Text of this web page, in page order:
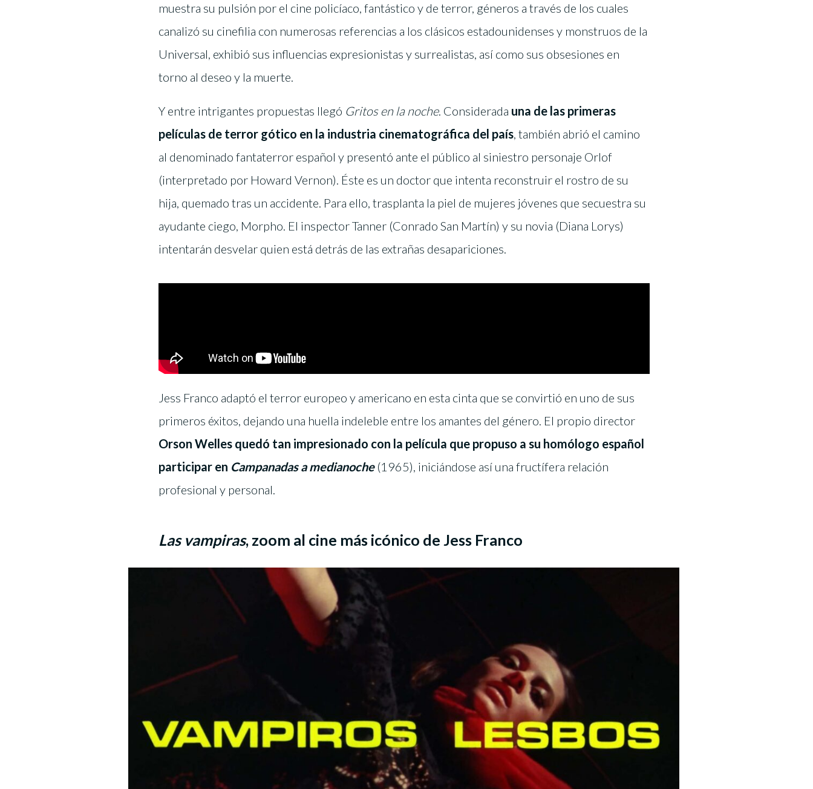
muestra su pulsión por el cine policíaco, fantástico y de terror, géneros a través de los cuales
canalizó su cinefilia con numerosas referencias a los clásicos estadounidenses y monstruos de la
Universal, exhibió sus influencias expresionistas y surrealistas, así como sus obsesiones en
torno al deseo y la muerte.
Y entre intrigantes propuestas llegó Gritos en la noche. Considerada una de las primeras
películas de terror gótico en la industria cinematográfica del país, también abrió el camino
al denominado fantaterror español y presentó ante el público al siniestro personaje Orlof
(interpretado por Howard Vernon). Éste es un doctor que intenta reconstruir el rostro de su
hija, quemado tras un accidente. Para ello, trasplanta la piel de mujeres jóvenes que secuestra su
ayudante ciego, Morpho. El inspector Tanner (Conrado San Martín) y su novia (Diana Lorys)
intentarán desvelar quien está detrás de las extrañas desapariciones.
Jess Franco adaptó el terror europeo y americano en esta cinta que se convirtió en uno de sus
primeros éxitos, dejando una huella indeleble entre los amantes del género. El propio director
Orson Welles quedó tan impresionado con la película que propuso a su homólogo español
participar en Campanadas a medianoche(1965), iniciándose así una fructífera relación
profesional y personal.
Las vampiras, zoom al cine más icónico de Jess Franco